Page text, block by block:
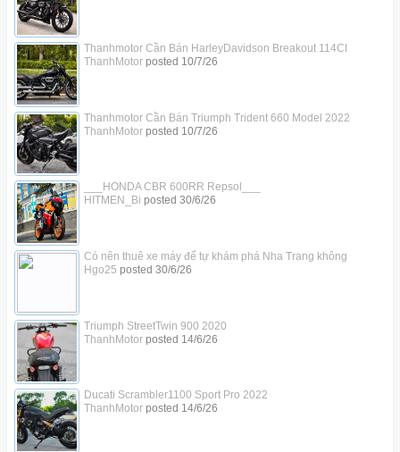
Thanhmotor Cần Bán HarleyDavidson Breakout 114CI
ThanhMotorposted 10/7/26
Thanhmotor Cần Bán Triumph Trident 660 Model 2022
ThanhMotorposted 10/7/26
___HONDA CBR 600RR Repsol___
HITMEN_Bi posted 30/6/26
Có nên thuê xe máy để tự khám phá Nha Trang không
Hgo25 posted 30/6/26
Triumph StreetTwin 900 2020
ThanhMotorposted 14/6/26
Ducati Scrambler1100 Sport Pro 2022
ThanhMotorposted 14/6/26